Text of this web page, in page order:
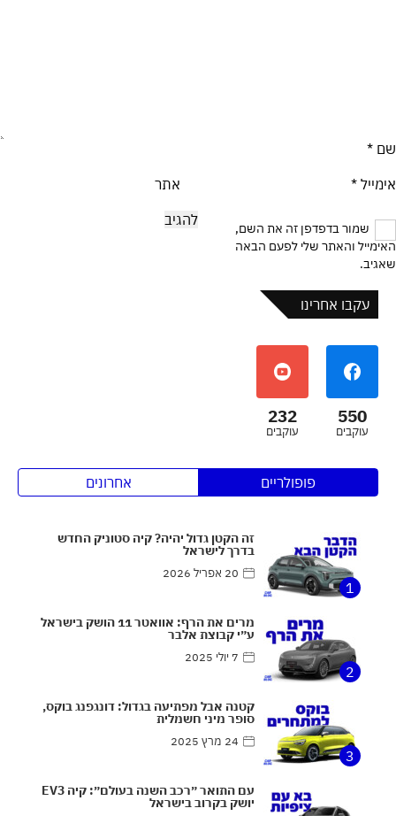
שם *
אימייל * אתר
שמור בדפדפן זה את השם,
האימייל והאתר שלי לפעם הבאה
שאגיב.
עקבו אחרינו
550
עוקבים
232
עוקבים
פופולריים אחרונים
1
זה הקטן גדול יהיה? קיה סטוניק החדש
בדרך לישראל
20 אפריל 2026
2
מרים את הרף: אוואטר 11 הושק בישראל
ע״י קבוצת אלבר
7 יולי 2025
3
קטנה אבל מפתיעה בגדול: דונגפנג בוקס,
סופר מיני חשמלית
24 מרץ 2025
עם התואר ״רכב השנה בעולם״: קיה EV3
יושק בקרוב בישראל